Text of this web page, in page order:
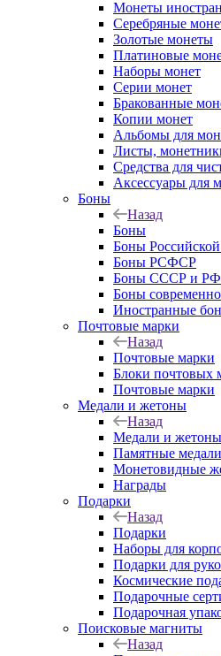
Монеты
Серебряные
Золотые монеты
Платиновые
Наборы монет
Серии монет
Бракованные
Копии монет
Альбомы для
Листы,
Средства для
Аксессуары для
Боны
Назад
Боны
Боны
Боны РСФСР
Боны СССР и РФ
Боны
Иностранные
Почтовые марки
Назад
Почтовые марки
Блоки почтовых
Почтовые марки
Медали и жетоны
Назад
Медали и жетоны
Памятные медали
Монетовидные
Награды
Подарки
Назад
Подарки
Наборы для
Подарки для
Космические
Подарочные
Подарочная
Поисковые магниты
Назад